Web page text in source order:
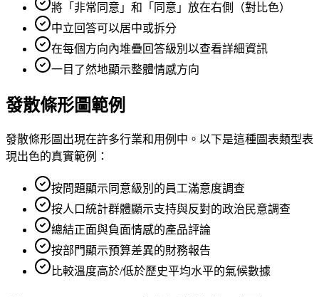
將「非常同意」和「同意」放在右側（對比色）
中立回答可以居中或拆分
在每個方向內堆疊回答級別以查看詳細資訊
一目了然地顯示整體情感方向
發散條形圖範例
發散條形圖出現在許多行業和用例中。以下是這種圖表類型表
現出色的真實範例：
按問題顯示同意級別的員工滿意度調查
按人口統計群體顯示支持與反對的政治民意調查
總結正面與負面情感的產品評論
按部門顯示預算差異的財務報告
比較溫度高於/低於歷史平均水平的氣候數據